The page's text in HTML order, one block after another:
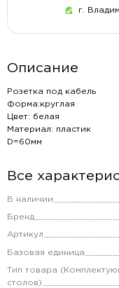
г.
Описание
Розетка под кабель
Форма:круглая
Цвет: белая
Материал: пластик
D=60мм
Все
В наличии
Бренд
Артикул
Базовая единица
Тип товара
столов)